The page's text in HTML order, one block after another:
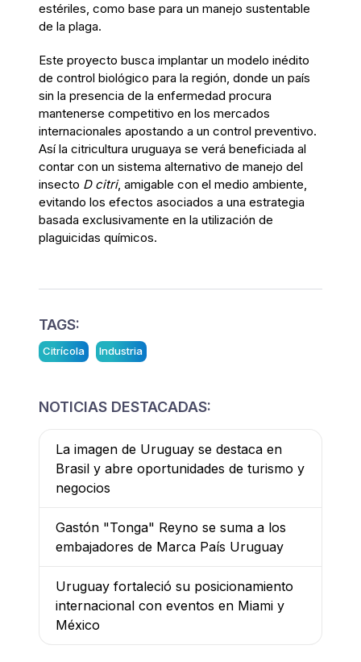
estériles, como base para un manejo sustentable
de la plaga.
Este proyecto busca implantar un modelo inédito
de control biológico para la región, donde un país
sin la presencia de la enfermedad procura
mantenerse competitivo en los mercados
internacionales apostando a un control preventivo.
Así la citricultura uruguaya se verá beneficiada al
contar con un sistema alternativo de manejo del
insecto D citri, amigable con el medio ambiente,
evitando los efectos asociados a una estrategia
basada exclusivamente en la utilización de
plaguicidas químicos.
TAGS:
Citrícola Industria
NOTICIAS DESTACADAS:
La imagen de Uruguay se destaca en
Brasil y abre oportunidades de turismo y
negocios
Gastón "Tonga" Reyno se suma a los
embajadores de Marca País Uruguay
Uruguay fortaleció su posicionamiento
internacional con eventos en Miami y
México